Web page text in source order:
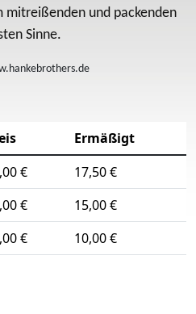
mitreißenden und packenden
Sinne.
Ermäßigt
€
17,50 €
€
15,00 €
€ 10,00 €